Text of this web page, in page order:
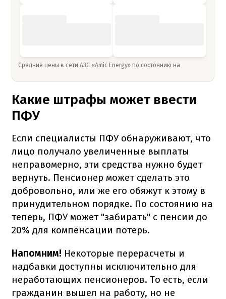
Средние цены в сети АЗС «Amic Energy» по состоянию на
Какие штрафы может ввести
ПФУ
Если специалисты ПФУ обнаруживают, что
лицо получало увеличенные выплаты
неправомерно, эти средства нужно будет
вернуть. Пенсионер может сделать это
добровольно, или же его обяжут к этому в
принудительном порядке. По состоянию на
теперь, ПФУ может "забирать" с пенсии до
20% для компенсации потерь.
Напомним! Некоторые перерасчеты и
надбавки доступны исключительно для
неработающих пенсионеров. То есть, если
гражданин вышел на работу, но не